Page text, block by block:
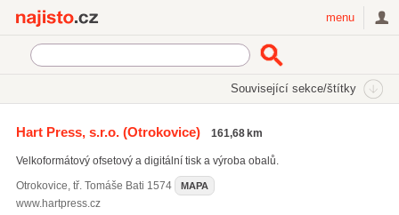
menu
Související sekce/štítky
Reklamní předměty a sítotisk
Reklamní tiskoviny a vizitky
Hart Press, s.r.o.(Otrokovice) 161,68 km
Velkoformátový ofsetový a digitální tisk a výroba obalů.
Otrokovice, tř. Tomáše Bati 1574 MAPA
www.hartpress.cz